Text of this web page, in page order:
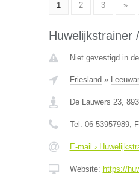
1 2 3 »
Huwelijkstrainer
Niet gevestigd in
Friesland »
De Lauwers 23,
Tel: 06-53957989,
E-mail ›
Website: https://